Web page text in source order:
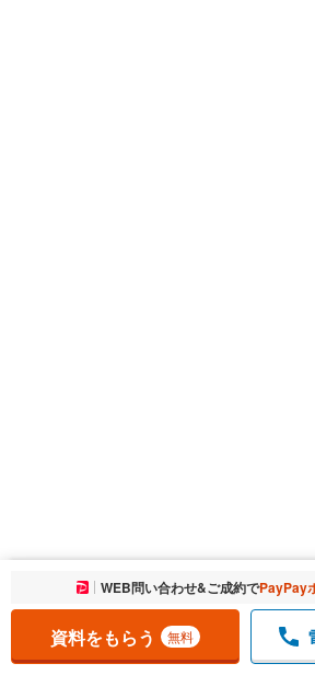
お気に入りに追加しました。
WEB問い合わせ&ご成約でPayPay
資料をもらう 無料